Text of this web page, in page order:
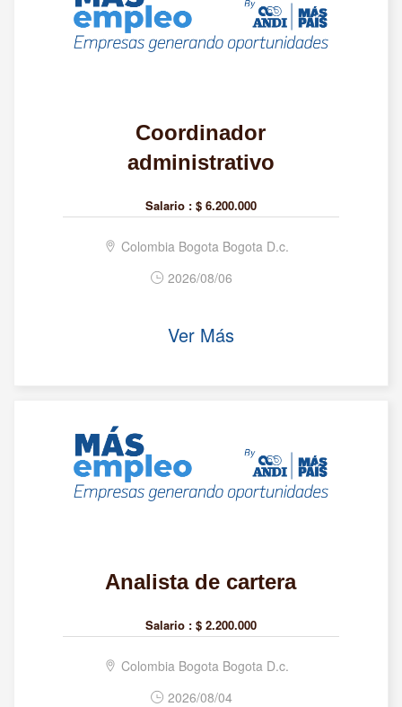
Coordinador
administrativo
Salario : $ 6.200.000
Colombia Bogota Bogota D.c.
2026/08/06
Ver Más
Analista de cartera
Salario : $ 2.200.000
Colombia Bogota Bogota D.c.
2026/08/04